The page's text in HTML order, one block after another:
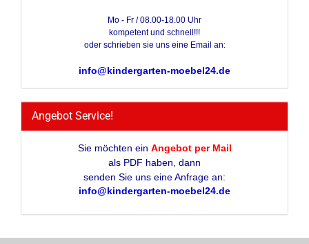
Mo - Fr / 08.00-18.00 Uhr
kompetent und schnell!!!
oder schrieben sie uns eine Email an:
info@kindergarten-moebel24.de
Angebot Service!
Sie möchten ein Angebot per Mail
als PDF haben, dann
senden Sie uns eine Anfrage an:
info@kindergarten-moebel24.de